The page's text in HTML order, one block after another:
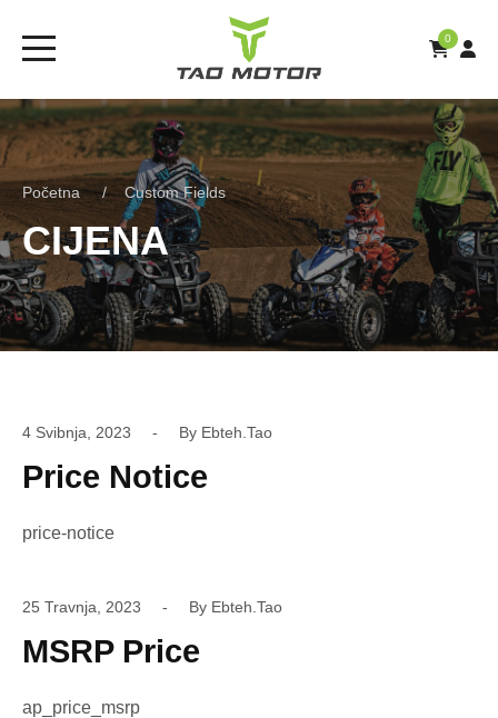
0
Početna Custom Fields
CIJENA
4 Svibnja, 2023 By Ebteh.tao
Price Notice
price-notice
25 Travnja, 2023 By Ebteh.tao
MSRP Price
ap_price_msrp